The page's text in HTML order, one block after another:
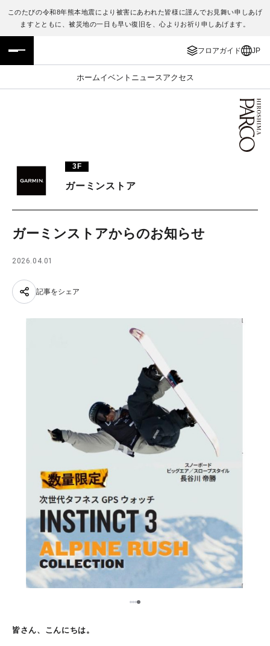
このたびの令和8年熊本地震により被害にあわれた皆様に謹んでお見舞い申しあげ
ますとともに、被災地の一日も早い復旧を、心よりお祈り申しあげます。
フロアガイド JP
ホームイベント ニュース アクセス
フロアガイド
施設案内・アクセス
TAX FREE
ENGLISH
繁体字
日本語
3F
ガーミンストア
ガーミンストアからのお知らせ
2026.04.01
記事をシェア
123
皆さん、こんにちは。